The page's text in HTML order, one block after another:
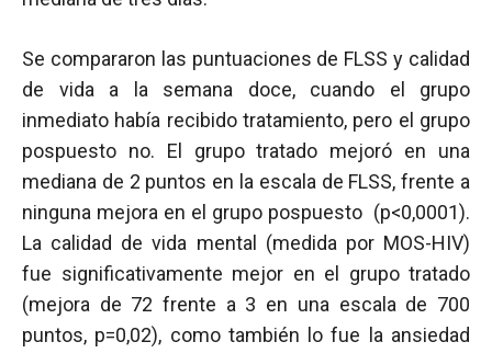
Se compararon las puntuaciones de FLSS y calidad
de vida a la semana doce, cuando el grupo
inmediato había recibido tratamiento, pero el grupo
pospuesto no. El grupo tratado mejoró en una
mediana de 2 puntos en la escala de FLSS, frente a
ninguna mejora en el grupo pospuesto (p<0,0001).
La calidad de vida mental (medida por MOS-HIV)
fue significativamente mejor en el grupo tratado
(mejora de 72 frente a 3 en una escala de 700
puntos, p=0,02), como también lo fue la ansiedad